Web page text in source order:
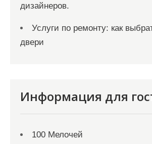
дизайнеров.
Услуги по ремонту: как
двери
Информация для
100 Мелочей